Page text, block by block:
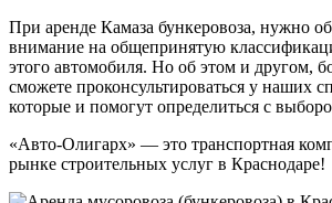
При аренде Камаза бункеровоза, нужно
внимание на общепринятую
этого автомобиля. Но об этом и другом,
сможете проконсультироваться у наших
которые и помогут определиться с
«Авто-Олигарх» — это транспортная
рынке строительных услуг в Краснодаре!